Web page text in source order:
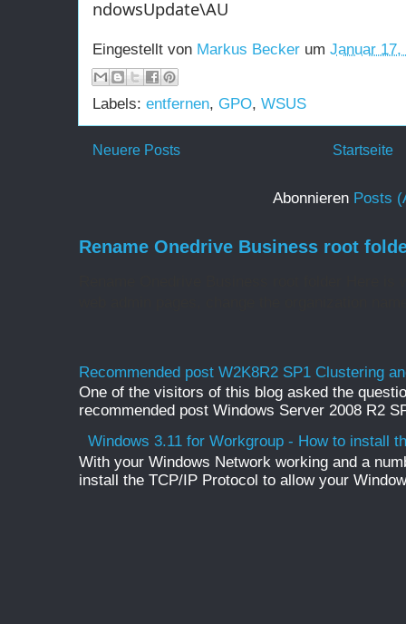
ndowsUpdate\AU
Eingestellt von Markus Becker um Januar 17,
Labels: entfernen, GPO, WSUS
Neuere Posts Startseite
Abonnieren Posts
Rename Onedrive Business root
Recommended post W2K8R2 SP1 Clustering
One of the visitors of this blog asked the
recommended post Windows Server 2008 R2
Windows 3.11 for Workgroup - How to install
With your Windows Network working and a
install the TCP/IP Protocol to allow your